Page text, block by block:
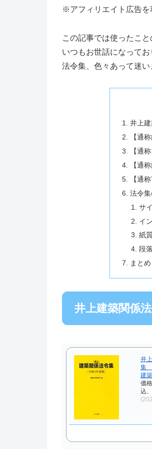
※アフィリエイト広告を
この記事では使ったこ
いつもお世話になって
法令集、色々あって迷
井上
【通
【通
【通
【通
法令
サ
イ
紙
段落
まとめ
井上建築関係
井
集
建
価
込